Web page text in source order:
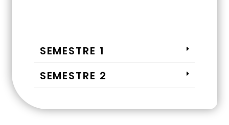
SEMESTRE 1
SEMESTRE 2